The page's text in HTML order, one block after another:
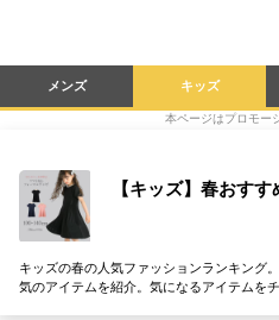
メンズ キッズ
本ページはプロモー
【キッズ】春おす
キッズの春の人気ファッションランキング
気のアイテムを紹介。気になるアイテムを